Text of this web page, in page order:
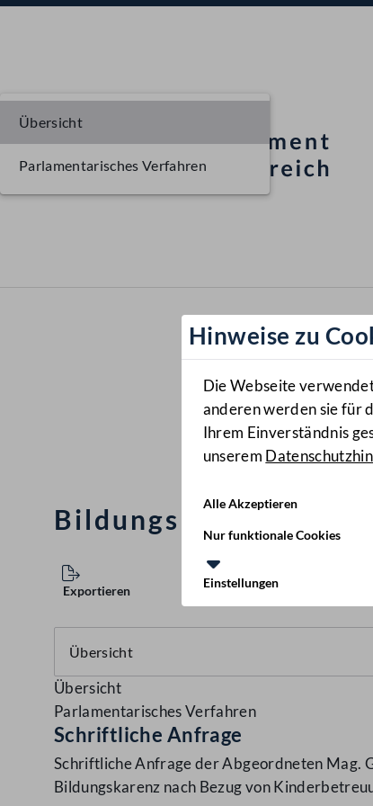
Hinweise zu
Die Webseite
anderen werden sie für
Ihrem Einverständnis
unserem
Alle Akzeptieren
Nur funktionale Cookies
Einstellungen
Bildungskarenz nach
Exportieren
Übersicht
Parlamentarisches Verfahren
Übersicht
Parlamentarisches Verfahren
Schriftliche Anfrage
Schriftliche Anfrage der Abgeordneten Mag.
Bildungskarenz nach Bezug von